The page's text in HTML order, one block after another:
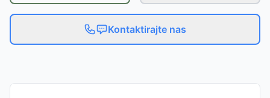
Kontaktirajte nas